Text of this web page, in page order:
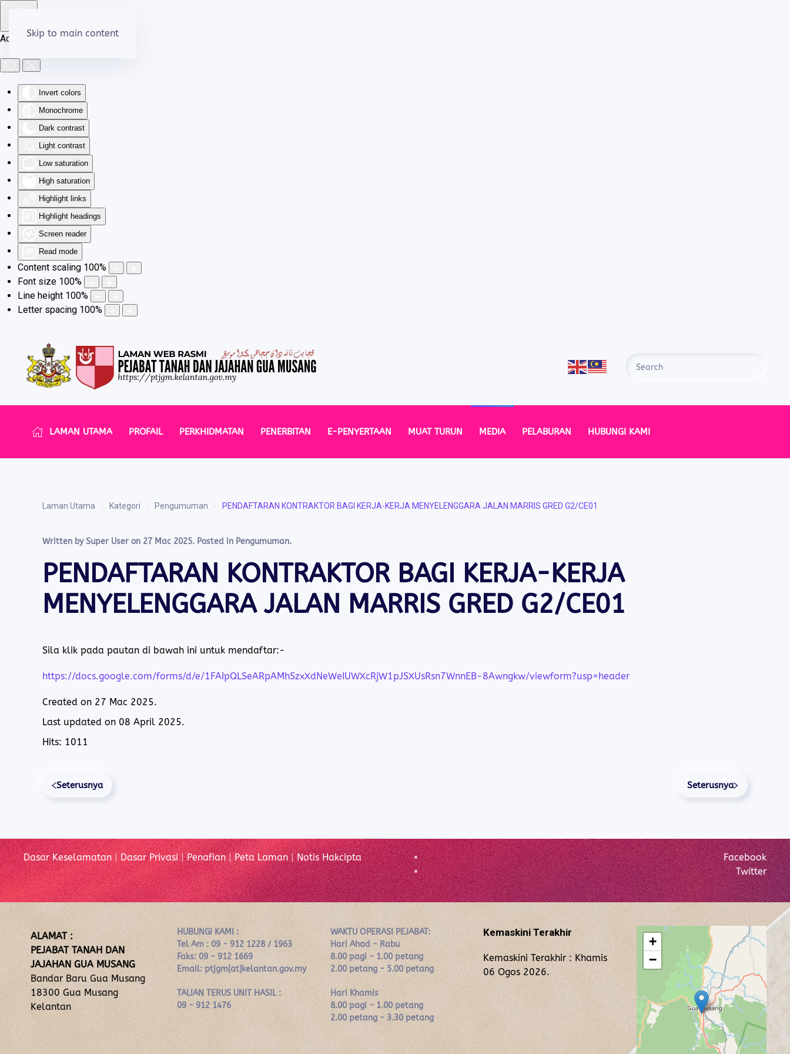
Accessibility Tools
Invert colors
Monochrome
Dark contrast
Light contrast
Low saturation
High saturation
Highlight links
Highlight headings
Screen reader
Read mode
Content scaling 100%
Font size 100%
Line height 100%
Letter spacing 100%
Skip to main content
LAMAN UTAMA PROFAIL PERKHIDMATAN PENERBITAN E-PENYERTAAN MUAT TURUN MEDIA PELABURAN HUBUNGI KAMI
Laman Utama Kategori Pengumuman PENDAFTARAN KONTRAKTOR BAGI KERJA-KERJA MENYELENGGARA JALAN MARRIS GRED G2/CE01
Written by Super User on 27 Mac 2025. Posted in Pengumuman.
PENDAFTARAN KONTRAKTOR BAGI KERJA-KERJA
MENYELENGGARA JALAN MARRIS GRED G2/CE01
Sila klik pada pautan di bawah ini untuk mendaftar:-
https://docs.google.com/forms/d/e/1FAIpQLSeARpAMhSzxXdNeWeIUWXcRjW1pJSXUsRsn7WnnEB-8Awngkw/viewform?usp=header
Created on 27 Mac 2025.
Last updated on 08 April 2025.
Hits: 1011
Seterusnya Seterusnya
Dasar Keselamatan|Dasar Privasi|Penafian|Peta Laman|Notis Hakcipta
Facebook
Twitter
ALAMAT :
PEJABAT TANAH DAN
JAJAHAN GUA MUSANG
Bandar Baru Gua Musang
18300 Gua Musang
Kelantan
HUBUNGI KAMI :
Tel Am : 09 - 912 1228 / 1963
Faks: 09 - 912 1669
Email: ptjgm[at]kelantan.gov.my
TALIAN TERUS UNIT HASIL :
09 - 912 1476
WAKTU OPERASI PEJABAT:
Hari Ahad - Rabu
8.00 pagi - 1.00 petang
2.00 petang - 5.00 petang
Hari Khamis
8.00 pagi - 1.00 petang
2.00 petang - 3.30 petang
Kemaskini Terakhir
Kemaskini Terakhir : Khamis
06 Ogos 2026.
+
−